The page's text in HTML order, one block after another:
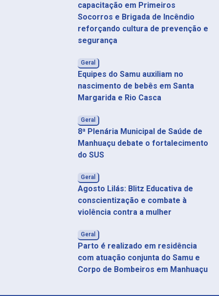
capacitação em Primeiros
Socorros e Brigada de Incêndio
reforçando cultura de prevenção e
segurança
Geral
Equipes do Samu auxiliam no
nascimento de bebês em Santa
Margarida e Rio Casca
Geral
8ª Plenária Municipal de Saúde de
Manhuaçu debate o fortalecimento
do SUS
Geral
Agosto Lilás: Blitz Educativa de
conscientização e combate à
violência contra a mulher
Geral
Parto é realizado em residência
com atuação conjunta do Samu e
Corpo de Bombeiros em Manhuaçu